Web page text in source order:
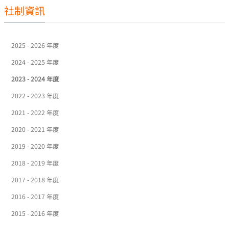
社制資訊
2025 - 2026 年度
2024 - 2025 年度
2023 - 2024 年度
2022 - 2023 年度
2021 - 2022 年度
2020 - 2021 年度
2019 - 2020 年度
2018 - 2019 年度
2017 - 2018 年度
2016 - 2017 年度
2015 - 2016 年度